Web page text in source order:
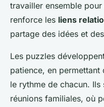
travailler ensemble
renforce les liens
partage des idées et
Les puzzles
patience, en
le rythme de chacun.
réunions familiales, où